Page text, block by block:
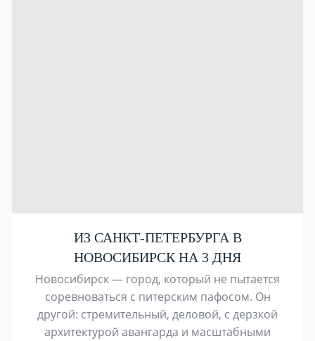
ИЗ САНКТ-ПЕТЕРБУРГА В
НОВОСИБИРСК НА 3 ДНЯ
Новосибирск — город, который не пытается
соревноваться с питерским пафосом. Он
другой: стремительный, деловой, с дерзкой
архитектурой авангарда и масштабными